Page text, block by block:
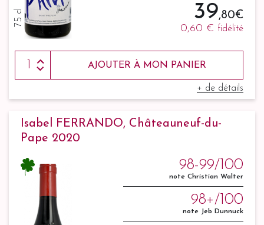
75 cl 39,80 €
0,60 € fidélité
AJOUTER À MON PANIER
+ de détails
Isabel FERRANDO, Châteauneuf-du-
Pape 2020
98-99/100
note Christian Walter
98+/100
note Jeb Dunnuck